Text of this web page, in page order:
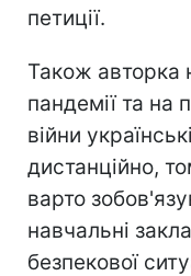
петиції.
Також авторка
пандемії та на
війни
дистанційно,
варто
навчальні
безпекової